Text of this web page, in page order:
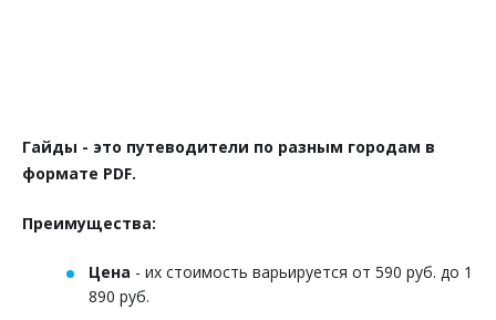
Гайды - это путеводители по разным городам в
формате PDF.
Преимущества:
Цена - их стоимость варьируется от 590 руб. до 1
890 руб.